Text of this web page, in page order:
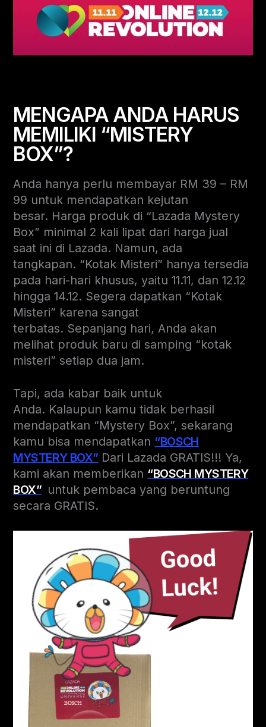
MENGAPA ANDA HARUS
MEMILIKI “MISTERY
BOX”?
Anda hanya perlu membayar RM 39 – RM
99 untuk mendapatkan kejutan
besar. Harga produk di “Lazada Mystery
Box” minimal 2 kali lipat dari harga jual
saat ini di Lazada. Namun, ada
tangkapan. “Kotak Misteri” hanya tersedia
pada hari-hari khusus, yaitu 11.11, dan 12.12
hingga 14.12. Segera dapatkan “Kotak
Misteri” karena sangat
terbatas. Sepanjang hari, Anda akan
melihat produk baru di samping “kotak
misteri” setiap dua jam.
Tapi, ada kabar baik untuk
Anda. Kalaupun kamu tidak berhasil
mendapatkan “Mystery Box”, sekarang
kamu bisa mendapatkan “BOSCH
MYSTERY BOX” Dari Lazada GRATIS!!! Ya,
kami akan memberikan “BOSCH MYSTERY
BOX” untuk pembaca yang beruntung
secara GRATIS.